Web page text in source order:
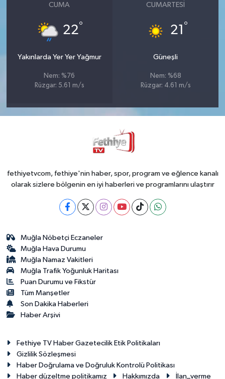
CUMA
22°
Yakınlarda Yer Yer Yağmur
Nem: %76
Rüzgar: 5.61 m/s
CUMARTESI
21 °
Güneşli
Nem: %68
Rüzgar: 4.61 m/s
fethiyetvcom, fethiye'nin haber, spor, program ve eğlence kanalı
olarak sizlere bölgenin en iyi haberleri ve programlarını ulaştırır
Muğla Nöbetçi Eczaneler
Muğla Hava Durumu
Muğla Namaz Vakitleri
Muğla Trafik Yoğunluk Haritası
Puan Durumu ve Fikstür
Tüm Manşetler
Son Dakika Haberleri
Haber Arşivi
Fethiye TV Haber Gazetecilik Etik Politikaları
Gizlilik Sözleşmesi
Haber Doğrulama ve Doğruluk Kontrolü Politikası
Haber düzeltme politikamız
Hakkımızda İlan_verme